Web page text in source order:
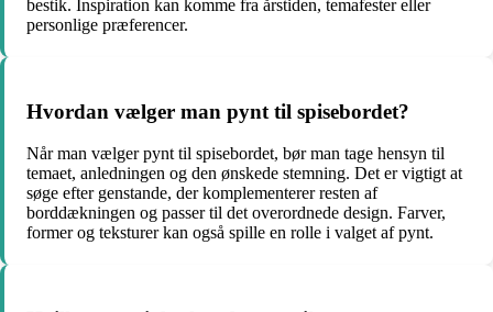
bestik. Inspiration kan komme fra årstiden, temafester eller
personlige præferencer.
Hvordan vælger man pynt til spisebordet?
Når man vælger pynt til spisebordet, bør man tage hensyn til
temaet, anledningen og den ønskede stemning. Det er vigtigt at
søge efter genstande, der komplementerer resten af
borddækningen og passer til det overordnede design. Farver,
former og teksturer kan også spille en rolle i valget af pynt.